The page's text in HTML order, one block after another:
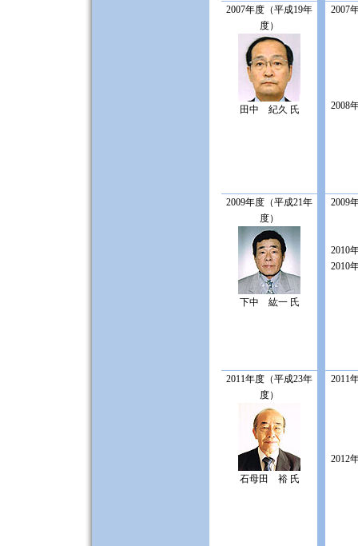
2007年度（平成19年
度）
田中 紀久 氏
2007
2008
2009年度（平成21年
度）
下中 紘一 氏
2009
2010
2010
2011年度（平成23年
度）
石母田 裕 氏
2011
2012